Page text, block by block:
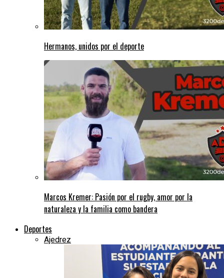
Hermanos, unidos por el deporte
Marcos Kremer: Pasión por el rugby, amor por la
naturaleza y la familia como bandera
Deportes
Ajedrez